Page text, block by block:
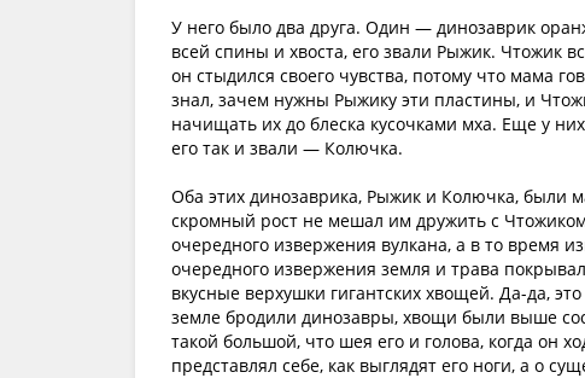
У него было два друга. Один — динозаврик
всей спины и хвоста, его звали Рыжик. Чтожик
он стыдился своего чувства, потому что мама
знал, зачем нужны Рыжику эти пластины, и
начищать их до блеска кусочками мха. Еще у
его так и звали — Колючка.
Оба этих динозаврика, Рыжик и Колючка, были
скромный рост не мешал им дружить с
очередного извержения вулкана, а в то время
очередного извержения земля и трава
вкусные верхушки гигантских хвощей. Да-да,
земле бродили динозавры, хвощи были выше
такой большой, что шея его и голова, когда он
представлял себе, как выглядят его ноги, а о